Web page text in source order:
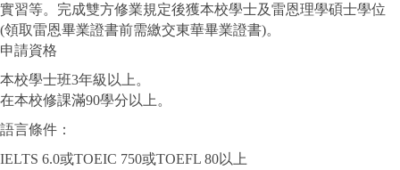
實習等。完成雙方修業規定後獲本校學士及雷恩理學碩士學位
(領取雷恩畢業證書前需繳交東華畢業證書)。
申請資格
本校學士班3年級以上。
在本校修課滿90學分以上。
語言條件：
IELTS 6.0或TOEIC 750或TOEFL 80以上